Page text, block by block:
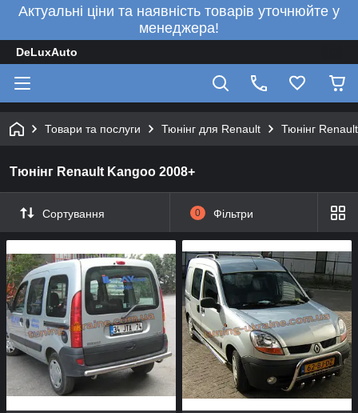
Актуальні ціни та наявність товарів уточнюйте у
менеджера!
DeLuxAuto
Товари та послуги Тюнінг для Renault Тюнінг
Тюнінг Renault Kangoo 2008+
Сортування 0 Фільтри